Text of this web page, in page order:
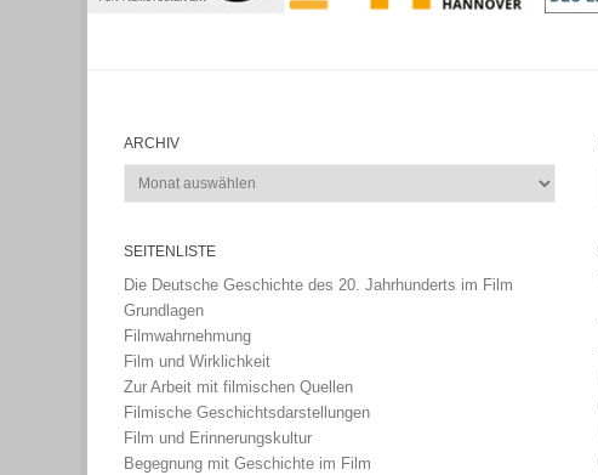
ARCHIV
Archiv
SEITENLISTE
Die Deutsche Geschichte des 20. Jahrhunderts im Film
Grundlagen
Filmwahrnehmung
Film und Wirklichkeit
Zur Arbeit mit filmischen Quellen
Filmische Geschichtsdarstellungen
Film und Erinnerungskultur
Begegnung mit Geschichte im Film